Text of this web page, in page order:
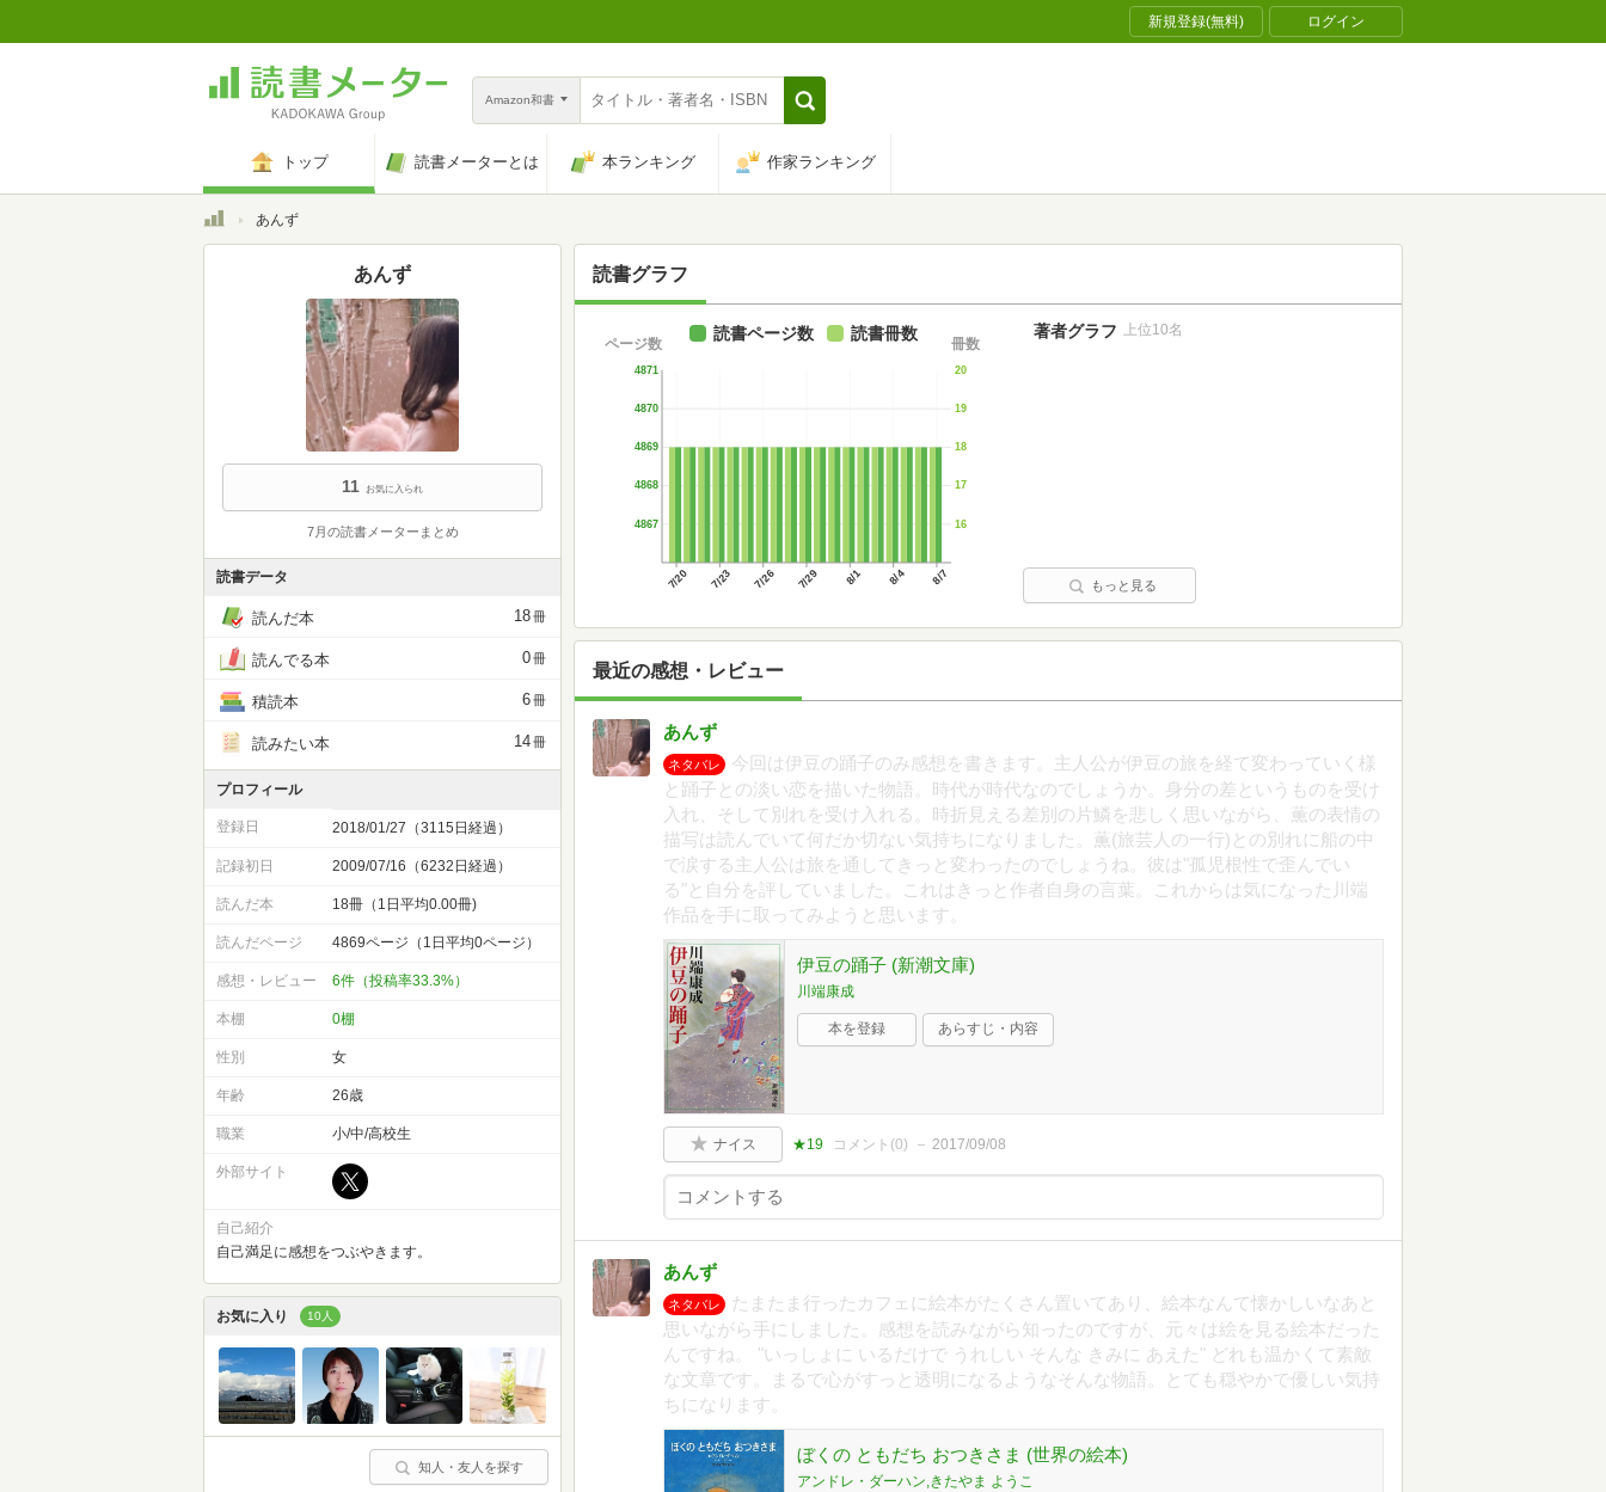
新規登録(無料) ログイン
Amazon和書
トップ 読書メーターとは 本ランキング 作家ランキング
トップあんず
読書グラフ
7/20 7/23 7/26 7/29 8/1 8/4 8/7
4867
4868
4869
4870
4871
ページ数
16
17
18
19
20
冊数
読書ページ数 読書冊数 著者グラフ 上位10名
もっと見る
最近の感想・レビュー
あんず
ネタバレ
今回は伊豆の踊子のみ感想を書きます。主人公が伊豆の旅を経て変わっていく様
と踊子との淡い恋を描いた物語。時代が時代なのでしょうか。身分の差というものを受け
入れ、そして別れを受け入れる。時折見える差別の片鱗を悲しく思いながら、薫の表情の
描写は読んでいて何だか切ない気持ちになりました。薫(旅芸人の一行)との別れに船の中
で涙する主人公は旅を通してきっと変わったのでしょうね。彼は"孤児根性で歪んでい
る"と自分を評していました。これはきっと作者自身の言葉。これからは気になった川端
作品を手に取ってみようと思います。
伊豆の踊子 (新潮文庫)
川端康成
本を登録 あらすじ・内容
ナイス ★19 コメント(0) 2017/09/08
あんず
ネタバレ
たまたま行ったカフェに絵本がたくさん置いてあり、絵本なんて懐かしいなあと
思いながら手にしました。感想を読みながら知ったのですが、元々は絵を見る絵本だった
んですね。 "いっしょに いるだけで うれしい そんな きみに あえた" どれも温かくて素敵
な文章です。まるで心がすっと透明になるようなそんな物語。とても穏やかで優しい気持
ちになります。
ぼくの ともだち おつきさま (世界の絵本)
アンドレ・ダーハン,きたやま ようこ
あんず
11 お気に入られ
7月の読書メーターまとめ
読書データ
読んだ本 18冊
読んでる本 0冊
積読本 6冊
読みたい本 14冊
プロフィール
登録日 2018/01/27（3115日経過）
記録初日 2009/07/16（6232日経過）
読んだ本 18冊（1日平均0.00冊)
読んだページ 4869ページ（1日平均0ページ）
感想・レビュー 6件（投稿率33.3%）
本棚 0棚
性別 女
年齢 26歳
職業 小/中/高校生
外部サイト
自己紹介
自己満足に感想をつぶやきます。
お気に入り 10人
知人・友人を探す